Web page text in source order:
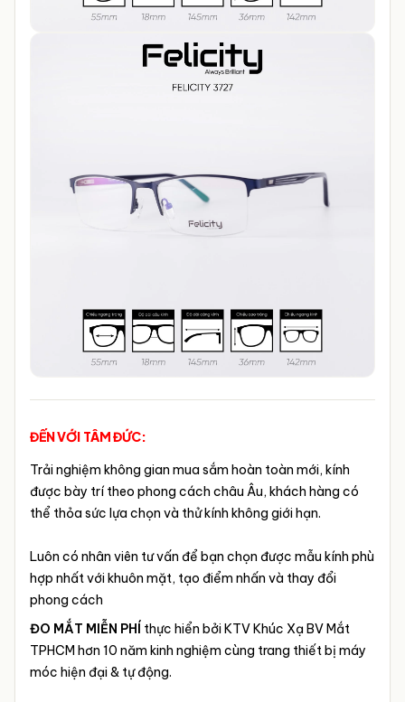
ĐẾN VỚI TÂM ĐỨC:
Trải nghiệm không gian mua sắm hoàn toàn mới, kính
được bày trí theo phong cách châu Âu, khách hàng có
thể thỏa sức lựa chọn và thử kính không giới hạn.
Luôn có nhân viên tư vấn để bạn chọn được mẫu kính phù
hợp nhất với khuôn mặt, tạo điểm nhấn và thay đổi
phong cách
ĐO MẮT MIỄN PHÍ thực hiển bởi KTV Khúc Xạ BV Mắt
TPHCM hơn 10 năm kinh nghiệm cùng trang thiết bị máy
móc hiện đại & tự động.